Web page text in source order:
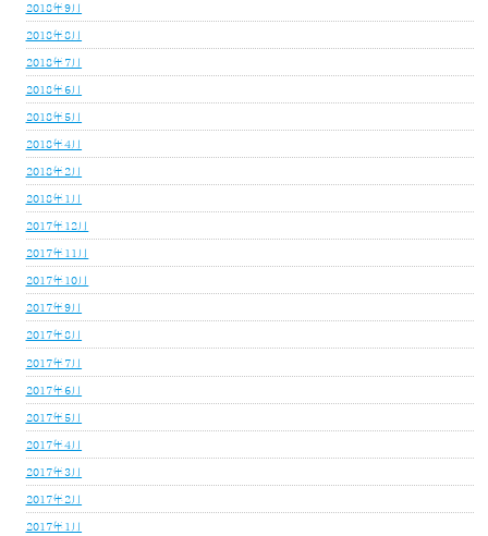
2018年9月
2018年8月
2018年7月
2018年6月
2018年5月
2018年4月
2018年2月
2018年1月
2017年12月
2017年11月
2017年10月
2017年9月
2017年8月
2017年7月
2017年6月
2017年5月
2017年4月
2017年3月
2017年2月
2017年1月